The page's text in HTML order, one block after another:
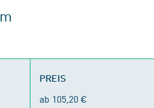
PREIS
ab 105,20 €